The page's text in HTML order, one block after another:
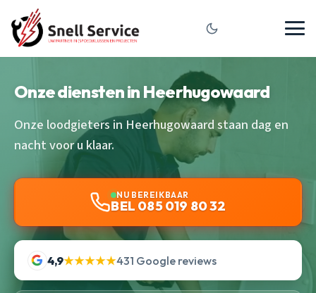
Onze diensten in Heerhugowaard
Onze loodgieters in Heerhugowaard staan dag en
nacht voor u klaar.
NU BEREIKBAAR
BEL 085 019 80 32
4,9★★★★★431 Google reviews